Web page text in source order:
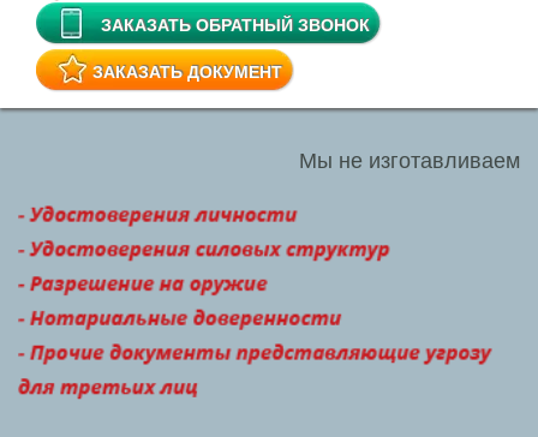
ЗАКАЗАТЬ ОБРАТНЫЙ ЗВОНОК
ЗАКАЗАТЬ ДОКУМЕНТ
Мы не изготавливаем